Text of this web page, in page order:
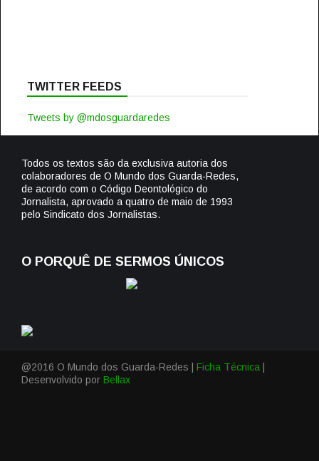
TWITTER FEEDS
Tweets by @mdosguardaredes
Todos os textos são da exclusiva autoria dos
colaboradores de O Mundo dos Guarda-Redes,
de acordo com o Código Deontológico do
Jornalista, aprovado a quatro de maio de 1993
pelo Sindicato dos Jornalistas.
O PORQUÊ DE SERMOS ÚNICOS
@2016 O Mundo dos Guarda-Redes | Ficha Técnica
Desenvolvido por Bellax